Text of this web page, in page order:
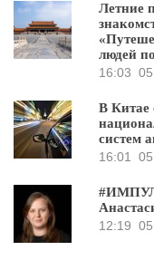
Летние
людей
16:03
В Китае
систем
16:01
12:19